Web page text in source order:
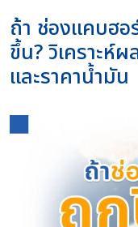
ถ้า ช่องแคบฮอ
ขึ้น? วิเคราะห์
และราคาน้ำมัน